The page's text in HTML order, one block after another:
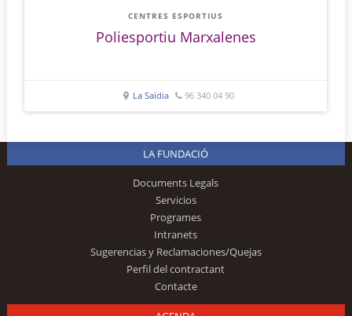
CENTRES ESPORTIUS
Poliesportiu Marxalenes
La Saïdia 96 340 04 90
LA FUNDACIÓ
Documents Legals
Servicios
Programes
Intranets
Sugerencias y Reclamaciones/Quejas
Perfil del contractant
Contacte